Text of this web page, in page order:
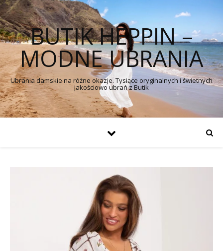
BUTIK HEPPIN –
MODNE UBRANIA
Ubrania damskie na różne okazje. Tysiące oryginalnych i świetnych
jakościowo ubrań z Butik